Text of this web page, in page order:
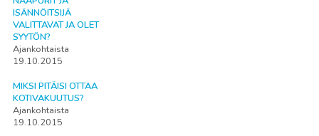
ISÄNNÖITSIJÄ
VALITTAVAT JA OLET
SYYTÖN?
Ajankohtaista
19.10.2015
MIKSI PITÄISI OTTAA
KOTIVAKUUTUS?
Ajankohtaista
19.10.2015